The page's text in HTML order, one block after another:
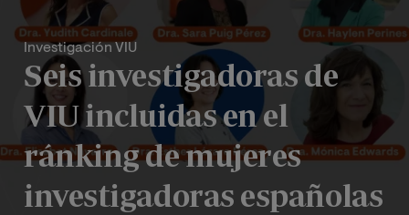
Investigación VIU
Seis investigadoras de
VIU incluidas en el
ránking de mujeres
investigadoras españolas